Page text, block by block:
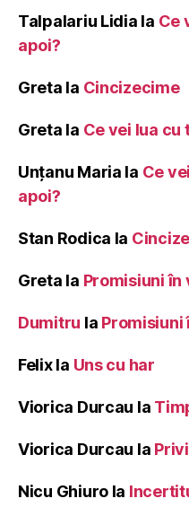
Talpalariu Lidia la Ce
apoi?
Greta la Cincizecime
Greta la Ce vei lua cu
Unțanu Maria la Ce
apoi?
Stan Rodica la
Greta la Promisiuni
Dumitru la Promisiuni
Felixla Uns cu har
Viorica Durcau la
Viorica Durcau la
Nicu Ghiuro la